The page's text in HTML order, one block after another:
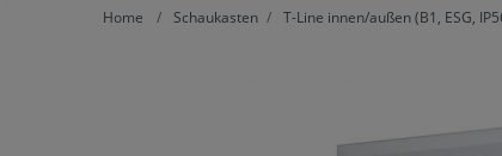
Schaukasten T-Line innen/außen (B1, ESG,